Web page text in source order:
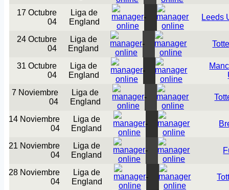
17 Octubre
04
Liga de
England
- Leeds
24 Octubre
04
Liga de
England
-
31 Octubre
04
Liga de
England
-
7 Noviembre
04
Liga de
England
-
14 Noviembre
04
Liga de
England
-
21 Noviembre
04
Liga de
England
-
28 Noviembre
04
Liga de
England
-